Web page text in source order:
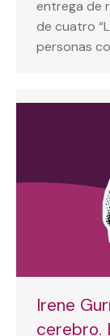
entrega de
de cuatro
personas
Irene
cerebro.